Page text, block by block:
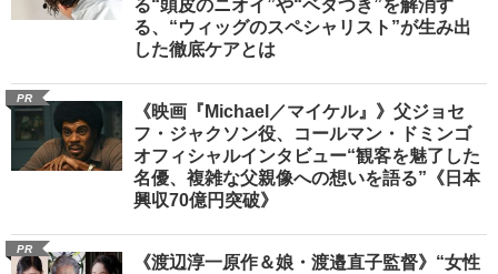
る“頭皮のニオイ”や“ベタつき”を解消す
る、“ウィッグのスペシャリスト”が生み出
した徹底ケアとは
PR
《映画『Michael／マイケル』》父ジョセ
フ・ジャクソン役、コールマン・ドミンゴ
オフィシャルインタビュー“観客を魅了した
名優、複雑な父親像への想いを語る”《日本
興収70億円突破》
PR
《渡辺淳一原作＆娘・渡邉直子監督》“女性